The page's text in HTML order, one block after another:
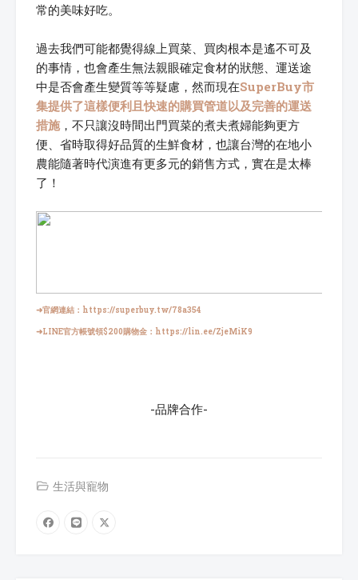
常的美味好吃。
過去我們可能都覺得線上買菜、買肉根本是遙不可及
的事情，也會產生無法親眼確定食材的狀態、運送途
中是否會產生變質等等疑慮，然而現在SuperBuy市
集提供了這樣便利且快速的購買管道以及完善的運送
措施，不只讓沒時間出門買菜的煮夫煮婦能夠更方
便、省時取得好品質的生鮮食材，也讓台灣的在地小
農能隨著時代演進有更多元的銷售方式，實在是太棒
了！
➜官網連結： https://superbuy.tw/78a354
➜LINE官方帳號領$200購物金： https://lin.ee/ZjeMiK9
-品牌合作-
生活與寵物